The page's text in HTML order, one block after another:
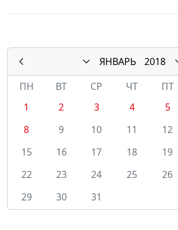
ЯНВАРЬ
2018
ПН
ВТ СР ЧТ ПТ
1
2 3 4 5
8
9 10 11 12
15
16 17 18 19
22
23 24 25 26
29
30 31